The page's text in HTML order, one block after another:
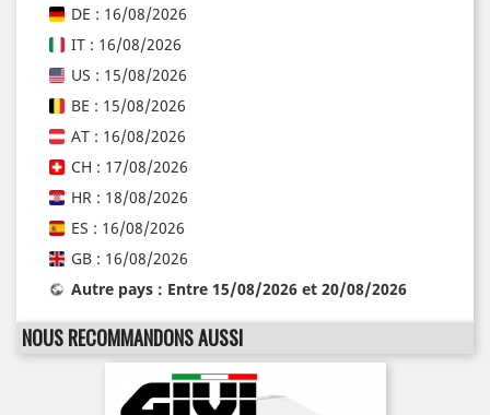
DE : 16/08/2026
IT : 16/08/2026
US : 15/08/2026
BE : 15/08/2026
AT : 16/08/2026
CH : 17/08/2026
HR : 18/08/2026
ES : 16/08/2026
GB : 16/08/2026
Autre pays : Entre 15/08/2026 et 20/08/2026
NOUS RECOMMANDONS AUSSI